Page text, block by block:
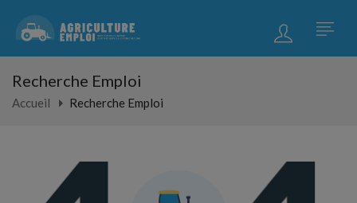
Recherche Emploi
Accueil Recherche Emploi